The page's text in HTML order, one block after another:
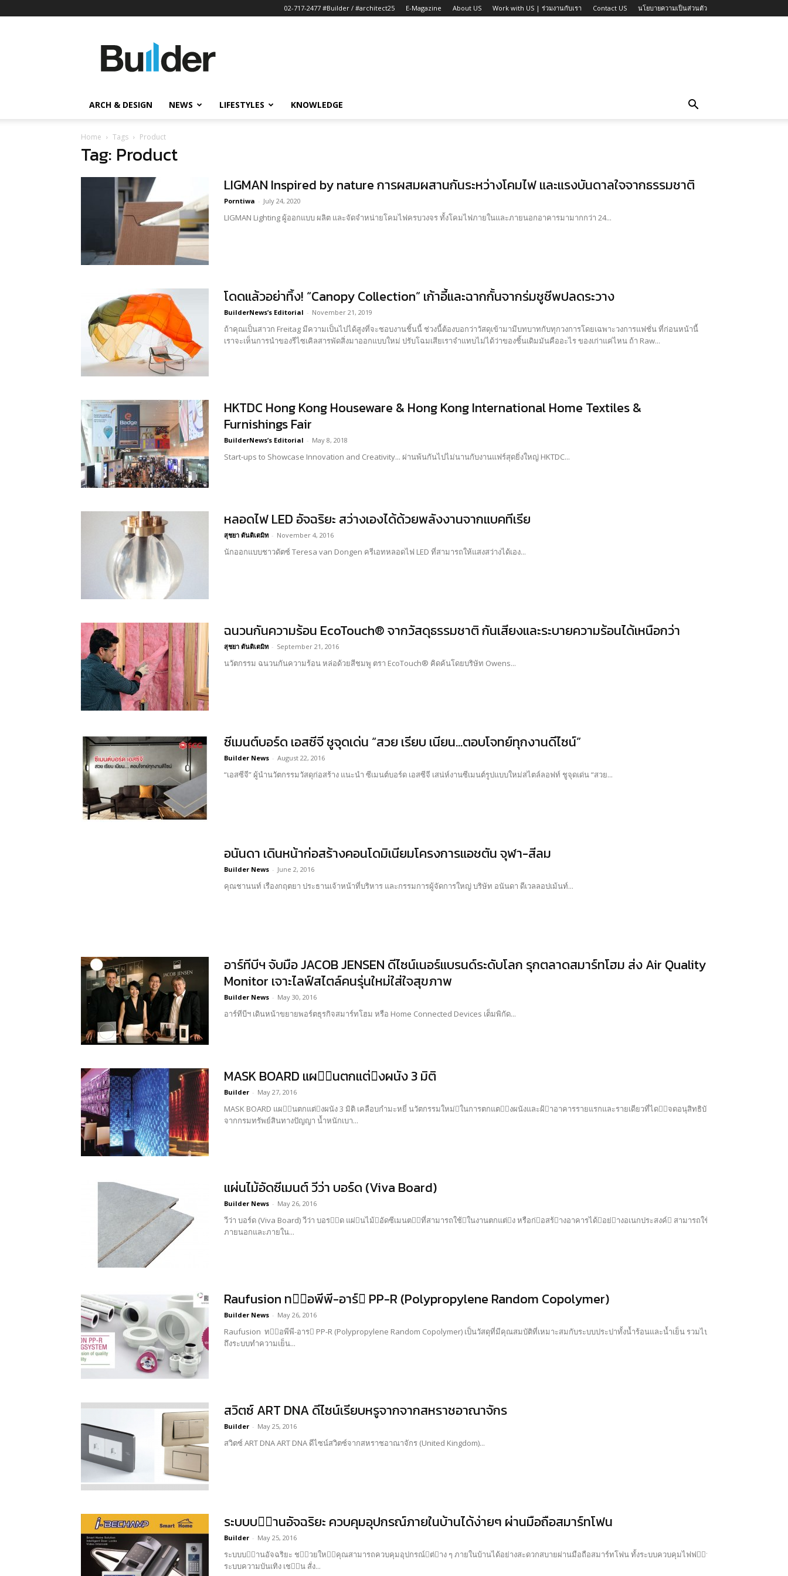
02-717-2477 #Builder / #architect25 E-Magazine About US Work with US | ร่วมงานกับเรา Contact US นโยบายความเป็นส่วนตัว
ข่าว
ก่อสร้าง
ARCH & DESIGN NEWS LIFESTYLES KNOWLEDGE
Home Tags Product
Tag: Product
LIGMAN Inspired by nature การผสมผสานกันระหว่างโคมไฟ และแรงบันดาลใจจากธรรมชาติ
Porntiwa - July 24, 2020
LIGMAN Lighting ผู้ออกแบบ ผลิต และจัดจำหน่ายโคมไฟครบวงจร ทั้งโคมไฟภายในและภายนอกอาคารมามากกว่า 24...
โดดแล้วอย่าทิ้ง! “Canopy Collection” เก้าอี้และฉากกั้นจากร่มชูชีพปลดระวาง
BuilderNews’s Editorial - November 21, 2019
ถ้าคุณเป็นสาวก Freitag มีความเป็นไปได้สูงที่จะชอบงานชิ้นนี้ ช่วงนี้ต้องบอกว่าวัสดุเข้ามามีบทบาทกับทุกวงการโดยเฉพาะวงการแฟชั่น ที่ก่อนหน้านี้
เราจะเห็นการนำของรีไซเคิลสารพัดสิ่งมาออกแบบใหม่ ปรับโฉมเสียเราจำแทบไม่ได้ว่าของชิ้นเดิมมันคืออะไร ของเก่าแค่ไหน ถ้า Raw...
HKTDC Hong Kong Houseware & Hong Kong International Home Textiles &
Furnishings Fair
BuilderNews’s Editorial - May 8, 2018
Start-ups to Showcase Innovation and Creativity... ผ่านพ้นกันไปไม่นานกับงานแฟร์สุดยิ่งใหญ่ HKTDC...
หลอดไฟ LED อัจฉริยะ สว่างเองได้ด้วยพลังงานจากแบคทีเรีย
สุชยา ตันติเตมิท - November 4, 2016
นักออกแบบชาวดัตซ์ Teresa van Dongen ครีเอทหลอดไฟ LED ที่สามารถให้แสงสว่างได้เอง...
ฉนวนกันความร้อน EcoTouch® จากวัสดุธรรมชาติ กันเสียงและระบายความร้อนได้เหนือกว่า
สุชยา ตันติเตมิท - September 21, 2016
นวัตกรรม ฉนวนกันความร้อน หล่อด้วยสีชมพู ตรา EcoTouch® คิดค้นโดยบริษัท Owens...
ซีเมนต์บอร์ด เอสซีจี ชูจุดเด่น “สวย เรียบ เนียน…ตอบโจทย์ทุกงานดีไซน์”
Builder News - August 22, 2016
“เอสซีจี” ผู้นำนวัตกรรมวัสดุก่อสร้าง แนะนำ ซีเมนต์บอร์ด เอสซีจี เสน่ห์งานซีเมนต์รูปแบบใหม่สไตล์ลอฟท์ ชูจุดเด่น “สวย...
อนันดา เดินหน้าก่อสร้างคอนโดมิเนียมโครงการแอชตัน จุฬา-สีลม
Builder News - June 2, 2016
คุณชานนท์ เรืองกฤตยา ประธานเจ้าหน้าที่บริหาร และกรรมการผู้จัดการใหญ่ บริษัท อนันดา ดีเวลลอปเม้นท์...
อาร์ทีบีฯ จับมือ JACOB JENSEN ดีไซน์เนอร์แบรนด์ระดับโลก รุกตลาดสมาร์ทโฮม ส่ง Air Quality
Monitor เจาะไลฟ์สไตล์คนรุ่นใหม่ใส่ใจสุขภาพ
Builder News - May 30, 2016
อาร์ทีบีฯ เดินหน้าขยายพอร์ตธุรกิจสมาร์ทโฮม หรือ Home Connected Devices เต็มพิกัด...
MASK BOARD แผ่นตกแต่งผนัง 3 มิติ
Builder - May 27, 2016
MASK BOARD แผ่นตกแต่งผนัง 3 มิติ เคลือบกำมะหยี่ นวัตกรรมใหม่ในการตกแต่งผนังและฝ้าอาคารรายแรกและรายเดียวที่ได้จดอนุสิทธิบัตร
จากกรมทรัพย์สินทางปัญญา น้ำหนักเบา...
แผ่นไม้อัดซีเมนต์ วีว่า บอร์ด (Viva Board)
Builder News - May 26, 2016
วีว่า บอร์ด (Viva Board) วีว่า บอร์ด แผ่นไม้อัดซีเมนต์ที่สามารถใช้ในงานตกแต่ง หรือก่อสร้างอาคารได้อย่างอเนกประสงค์ สามารถใช้ได้ ทั้งงาน
ภายนอกและภายใน...
Raufusion ท่อพีพี-อาร์ PP-R (Polypropylene Random Copolymer)
Builder News - May 26, 2016
Raufusion ท่อพีพี-อาร PP-R (Polypropylene Random Copolymer) เป็นวัสดุที่มีคุณสมบัติที่เหมาะสมกับระบบประปาทั้งน้ำร้อนและน้ำเย็น รวมไป
ถึงระบบทำความเย็น...
สวิตซ์ ART DNA ดีไซน์เรียบหรูจากจากสหราชอาณาจักร
Builder - May 25, 2016
สวิตซ์ ART DNA ART DNA ดีไซน์สวิตซ์จากสหราชอาณาจักร (United Kingdom)...
ระบบบ้านอัจฉริยะ ควบคุมอุปกรณ์ภายในบ้านได้ง่ายๆ ผ่านมือถือสมาร์ทโฟน
Builder - May 25, 2016
ระบบบ้านอัจฉริยะ ช่วยให้คุณสามารถควบคุมอุปกรณ์ต่าง ๆ ภายในบ้านได้อย่างสะดวกสบายผ่านมือถือสมาร์ทโฟน ทั้งระบบควบคุมไฟฟ้า
ระบบความบันเทิง เช่น สั่ง...